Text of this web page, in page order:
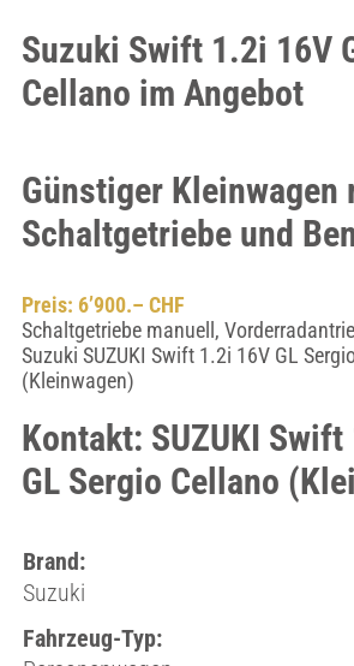
Suzuki Swift 1.2i 16V
Cellano im Angebot
Günstiger Kleinwagen
Schaltgetriebe und
Preis: 6’900.– CHF
Schaltgetriebe manuell,
Suzuki SUZUKI Swift 1.2i 16V GL
(Kleinwagen)
Kontakt: SUZUKI
GL Sergio Cellano
Brand:
Suzuki
Fahrzeug-Typ: